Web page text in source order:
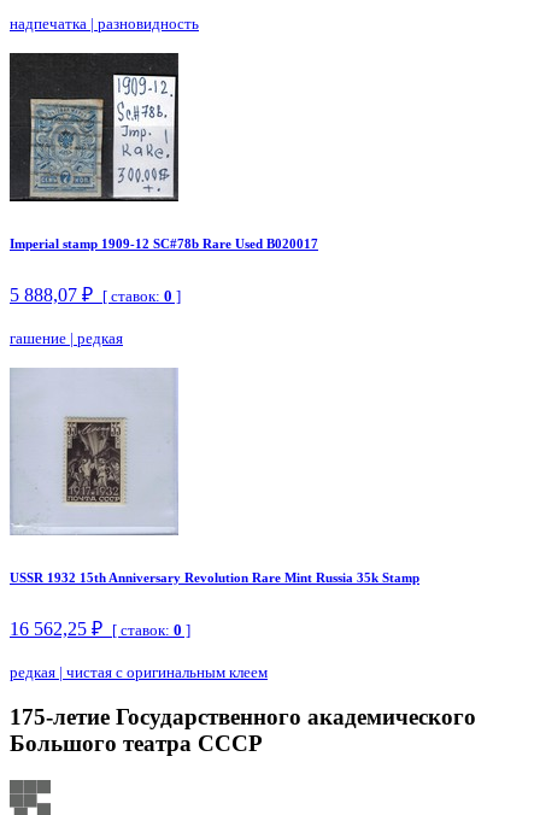
надпечатка | разновидность
Imperial stamp 1909-12 SC#78b Rare Used B020017
5 888,07 ₽ [ ставок: 0 ]
гашение | редкая
USSR 1932 15th Anniversary Revolution Rare Mint Russia 35k Stamp
16 562,25 ₽ [ ставок: 0 ]
редкая | чистая с оригинальным клеем
175-летие Государственного академического
Большого театра СССР